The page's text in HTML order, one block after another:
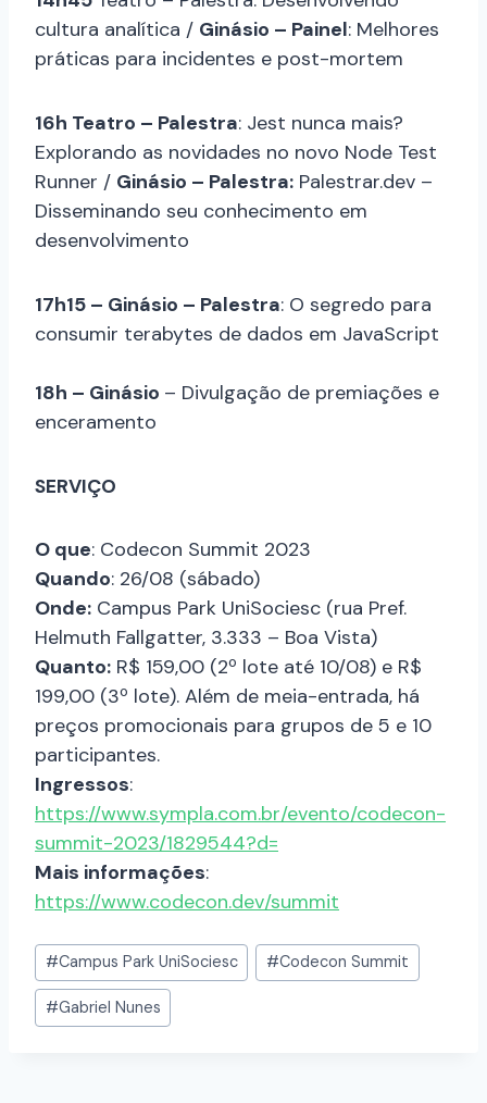
cultura analítica / Ginásio – Painel: Melhores
práticas para incidentes e post-mortem
16h Teatro – Palestra: Jest nunca mais?
Explorando as novidades no novo Node Test
Runner / Ginásio – Palestra: Palestrar.dev –
Disseminando seu conhecimento em
desenvolvimento
17h15 – Ginásio – Palestra: O segredo para
consumir terabytes de dados em JavaScript
18h – Ginásio – Divulgação de premiações e
enceramento
SERVIÇO
O que: Codecon Summit 2023
Quando: 26/08 (sábado)
Onde: Campus Park UniSociesc (rua Pref.
Helmuth Fallgatter, 3.333 – Boa Vista)
Quanto: R$ 159,00 (2º lote até 10/08) e R$
199,00 (3º lote). Além de meia-entrada, há
preços promocionais para grupos de 5 e 10
participantes.
Ingressos:
https://www.sympla.com.br/evento/codecon-
summit-2023/1829544?d=
Mais informações:
https://www.codecon.dev/summit
#Campus Park UniSociesc #Codecon Summit
#Gabriel Nunes